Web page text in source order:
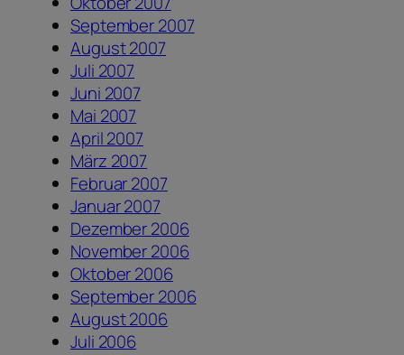
September 2007
August 2007
Juli 2007
Juni 2007
Mai 2007
April 2007
März 2007
Februar 2007
Januar 2007
Dezember 2006
November 2006
Oktober 2006
September 2006
August 2006
Juli 2006